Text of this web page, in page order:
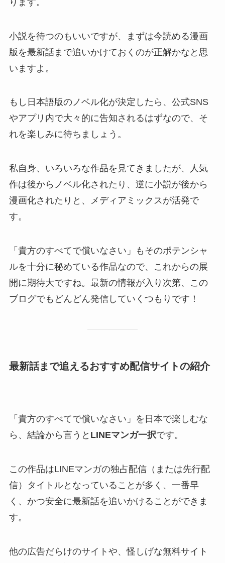
小説を待つのもいいですが、まずは今読める漫画
版を最新話まで追いかけておくのが正解かなと思
いますよ。
もし日本語版のノベル化が決定したら、公式SNS
やアプリ内で大々的に告知されるはずなので、そ
れを楽しみに待ちましょう。
私自身、いろいろな作品を見てきましたが、人気
作は後からノベル化されたり、逆に小説が後から
漫画化されたりと、メディアミックスが活発で
す。
「貴方のすべてで償いなさい」もそのポテンシャ
ルを十分に秘めている作品なので、これからの展
開に期待大ですね。最新の情報が入り次第、この
ブログでもどんどん発信していくつもりです！
最新話まで追えるおすすめ配信サイトの紹介
「貴方のすべてで償いなさい」を日本で楽しむな
ら、結論から言うと LINEマンガ一択です。
この作品はLINEマンガの独占配信（または先行配
信）タイトルとなっていることが多く、一番早
く、かつ安全に最新話を追いかけることができま
す。
他の広告だらけのサイトや、怪しげな無料サイト